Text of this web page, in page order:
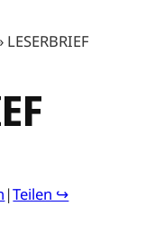
LESERBRIEF
|Teilen ↪